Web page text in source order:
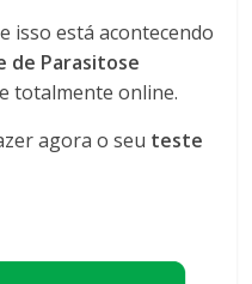
isso está acontecendo
de Parasitose
totalmente online.
agora o seu teste